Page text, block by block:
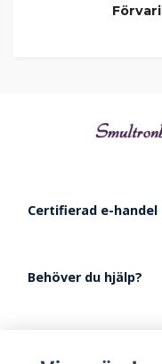
Certifierad e-handel
Behöver du hjälp?